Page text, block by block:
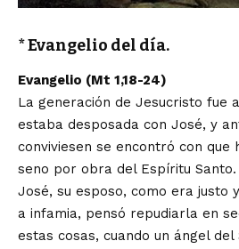
* Evangelio del día.
Evangelio (Mt 1,18-24)
La generación de Jesucristo fue
estaba desposada con José, y
conviviesen se encontró con que
seno por obra del Espíritu Santo.
José, su esposo, como era justo
a infamia, pensó repudiarla en
estas cosas, cuando un ángel